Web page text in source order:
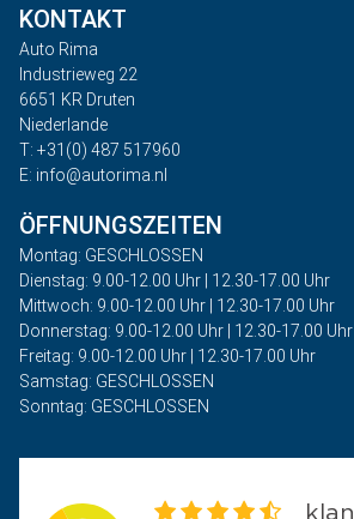
KONTAKT
Auto Rima
Industrieweg 22
6651 KR Druten
Niederlande
T: +31(0) 487 517960
E: info@autorima.nl
ÖFFNUNGSZEITEN
Montag: GESCHLOSSEN
Dienstag: 9.00-12.00 Uhr | 12.30-17.00 Uhr
Mittwoch: 9.00-12.00 Uhr | 12.30-17.00 Uhr
Donnerstag: 9.00-12.00 Uhr | 12.30-17.00 Uhr
Freitag: 9.00-12.00 Uhr | 12.30-17.00 Uhr
Samstag: GESCHLOSSEN
Sonntag: GESCHLOSSEN